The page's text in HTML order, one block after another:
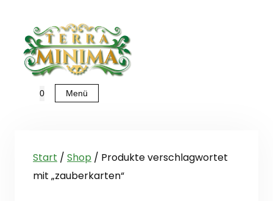
springen
0 Menü
Start / Shop / Produkte verschlagwortet
mit „zauberkarten“